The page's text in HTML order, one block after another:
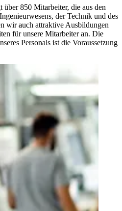
850 Mitarbeiter, die aus den
der Technik und des
wir auch attraktive Ausbildungen
für unsere Mitarbeiter an. Die
Personals ist die Voraussetzung